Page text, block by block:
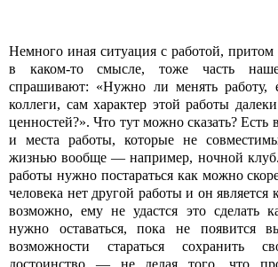
Немного иная ситуация с работой,
в каком-то смысле, тоже часть
спрашивают: «Нужно ли менять работу,
коллеги, сам характер этой работы
ценностей?». Что тут можно сказать? Есть
и места работы, которые не
жизнью вообще — например, ночной
работы нужно постараться как можно
человека нет другой работы и он является
возможно, ему не удастся это сделать
нужно оставаться, пока не появится
возможности стараться сохранить
достоинство — не делая того, что